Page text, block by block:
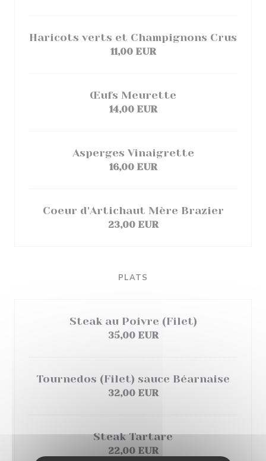
Haricots verts et Champignons Crus
11,00 EUR
Œufs Meurette
14,00 EUR
Asperges Vinaigrette
16,00 EUR
Coeur d'Artichaut Mère Brazier
23,00 EUR
PLATS
Steak au Poivre (Filet)
35,00 EUR
Tournedos (Filet) sauce Béarnaise
32,00 EUR
Steak Tartare
22,00 EUR